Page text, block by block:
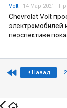
Volt 14 Мар 2021
Chevrolet Volt
электромобилей
перспективе
First Назад